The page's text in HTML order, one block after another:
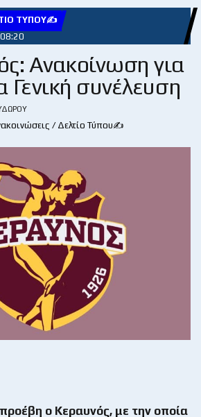
ΤΎΠΟΥ✍
Ανακοίνωση για
Γενική συνέλευση
/ Δελτίο Τύπου✍
ο Κεραυνός, με την οποία